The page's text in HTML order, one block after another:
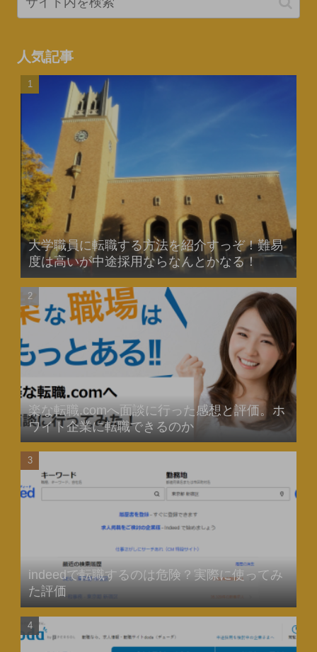
人気記事
大学職員に転職する方法を紹介すっぞ！難易
度は高いが中途採用ならなんとかなる！
楽な転職.comへ面談に行った感想と評価。ホ
ワイト企業に転職できるのか
indeedで転職するのは危険？実際に使ってみ
た評価